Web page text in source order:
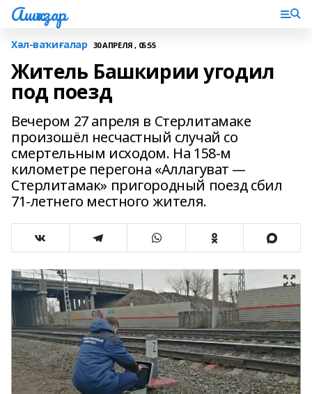
Ашҡаҙар
Хәл-ваҡиғалар 30 АПРЕЛЯ , 05:55
Житель Башкирии угодил
под поезд
Вечером 27 апреля в Стерлитамаке
произошёл несчастный случай со
смертельным исходом. На 158-м
километре перегона «Аллагуват —
Стерлитамак» пригородный поезд сбил
71-летнего местного жителя.